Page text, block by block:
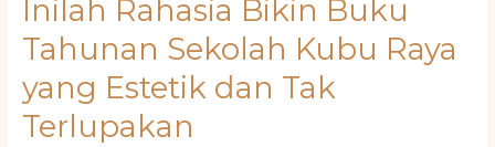
Inilah Rahasia Bikin Buku
Tahunan Sekolah Kubu Raya
yang Estetik dan Tak
Terlupakan